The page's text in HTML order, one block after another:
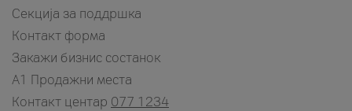
Секција за поддршка
Контакт форма
Закажи бизнис состанок
A1 Продажни места
Контакт центар 077 1234